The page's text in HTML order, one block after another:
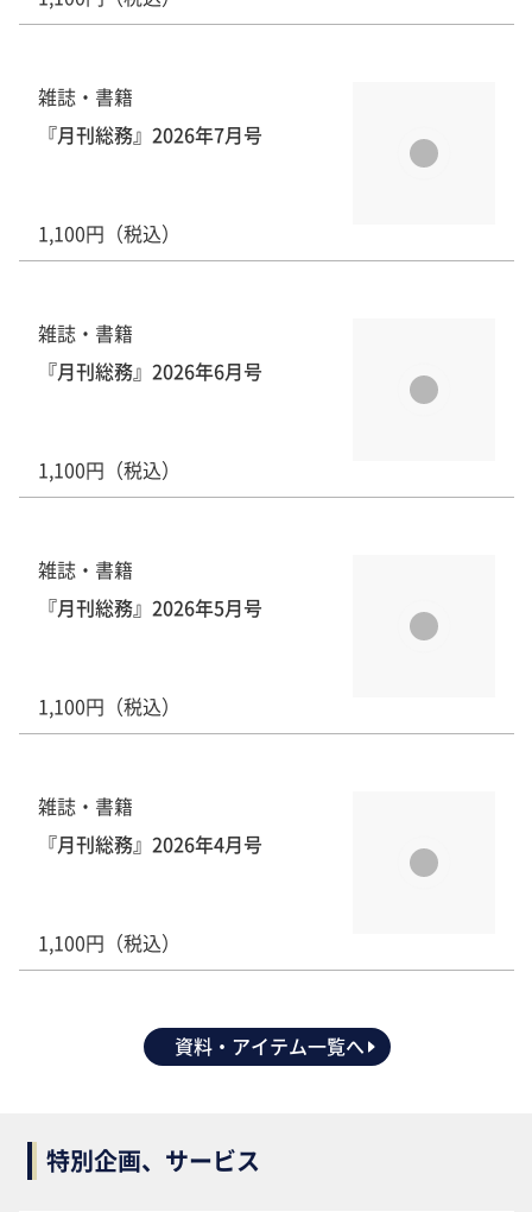
雑誌・書籍
『月刊総務』2026年7月号
1,100円（税込）
雑誌・書籍
『月刊総務』2026年6月号
1,100円（税込）
雑誌・書籍
『月刊総務』2026年5月号
1,100円（税込）
雑誌・書籍
『月刊総務』2026年4月号
1,100円（税込）
資料・アイテム一覧へ
特別企画、サービス